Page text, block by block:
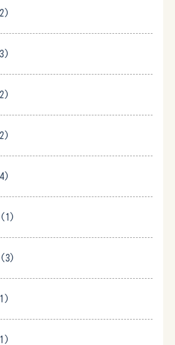
(1)
(3)